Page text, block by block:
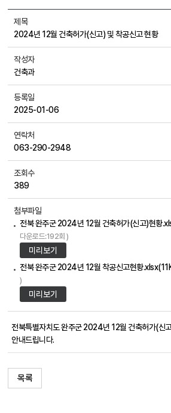
제목
2024년 12월 건축허가(신고) 및 착공신고 현황
작성자
건축과
등록일
2025-01-06
연락처
063-290-2948
조회수
389
첨부파일
전북 완주군 2024년 12월 건축허가(신고)현황
다운로드:192회 )
미리보기
전북 완주군 2024년 12월 착공신고현황
)
미리보기
전북특별자치도 완주군 2024년 12월 건축허가(신
안내드립니다.
목록